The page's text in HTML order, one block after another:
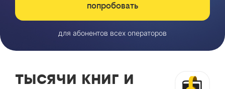
попробовать
для абонентов всех операторов
тысячи книг и